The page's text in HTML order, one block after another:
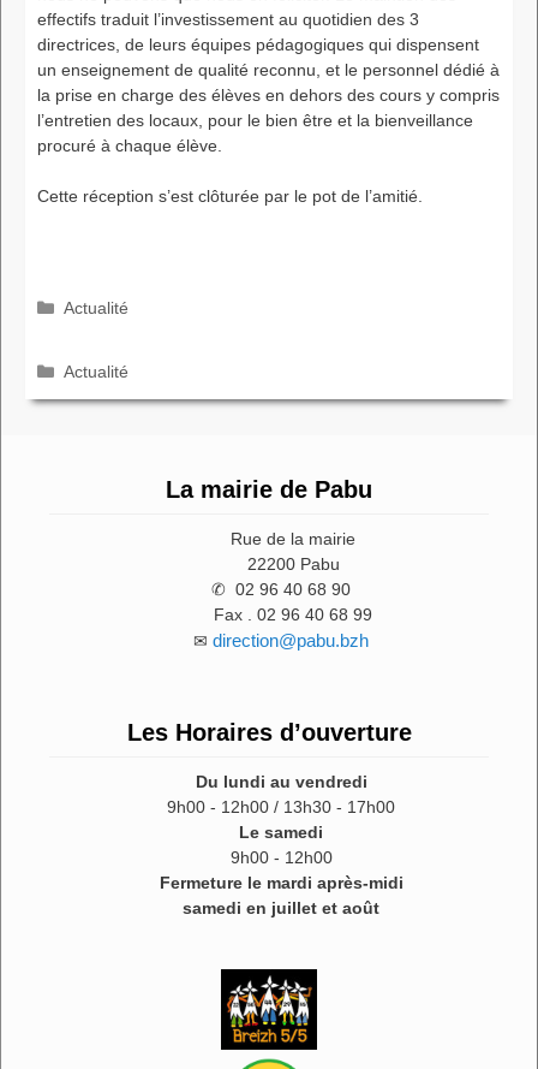
effectifs traduit l’investissement au quotidien des 3
directrices, de leurs équipes pédagogiques qui dispensent
un enseignement de qualité reconnu, et le personnel dédié à
la prise en charge des élèves en dehors des cours y compris
l’entretien des locaux, pour le bien être et la bienveillance
procuré à chaque élève.
Cette réception s’est clôturée par le pot de l’amitié.
Catégories
Actualité
Catégories
Actualité
La mairie de Pabu
Rue de la mairie
22200 Pabu
✆ 02 96 40 68 90
Fax . 02 96 40 68 99
✉ direction@pabu.bzh
Les Horaires d’ouverture
Du lundi au vendredi
9h00 - 12h00 / 13h30 - 17h00
Le samedi
9h00 - 12h00
Fermeture le mardi après-midi
samedi en juillet et août